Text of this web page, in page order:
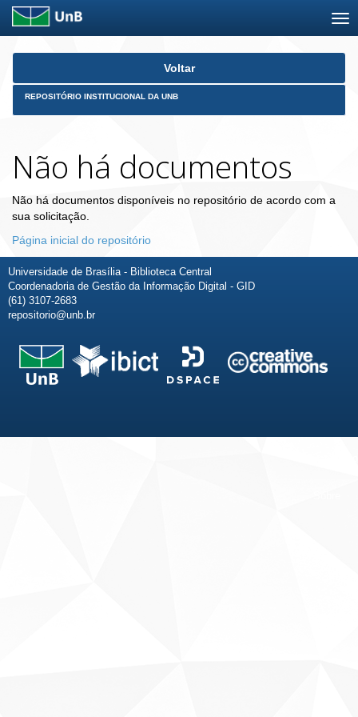
Skip
Voltar
REPOSITÓRIO INSTITUCIONAL DA UNB
Não há documentos
Não há documentos disponíveis no repositório de acordo com a
sua solicitação.
Página inicial do repositório
Universidade de Brasília - Biblioteca Central
Coordenadoria de Gestão da Informação Digital - GID
(61) 3107-2683
repositorio@unb.br